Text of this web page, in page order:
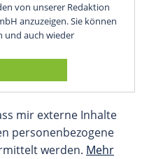
von unserer Redaktion
anzuzeigen. Sie können
und auch wieder
mir externe Inhalte
personenbezogene
werden. Mehr